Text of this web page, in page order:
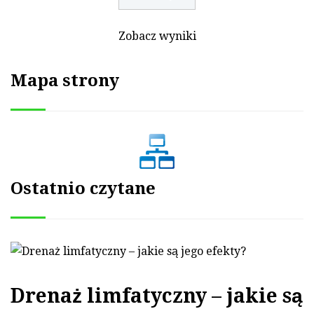
Zobacz wyniki
Mapa strony
Ostatnio czytane
Drenaż limfatyczny – jakie są